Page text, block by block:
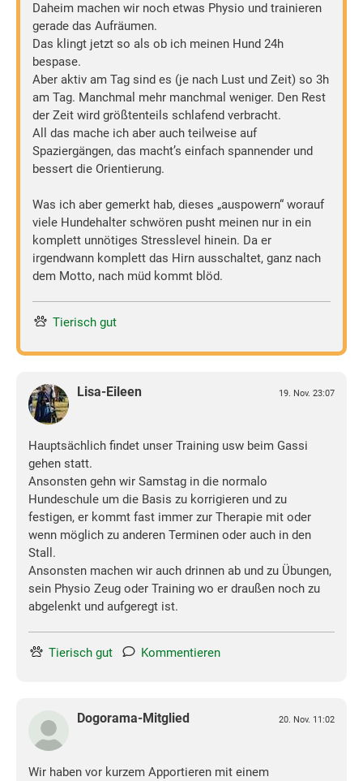
Daheim machen wir noch etwas Physio und trainieren
gerade das Aufräumen.
Das klingt jetzt so als ob ich meinen Hund 24h
bespase.
Aber aktiv am Tag sind es (je nach Lust und Zeit) so 3h
am Tag. Manchmal mehr manchmal weniger. Den Rest
der Zeit wird größtenteils schlafend verbracht.
All das mache ich aber auch teilweise auf
Spaziergängen, das macht’s einfach spannender und
bessert die Orientierung.
Was ich aber gemerkt hab, dieses „auspowern“ worauf
viele Hundehalter schwören pusht meinen nur in ein
komplett unnötiges Stresslevel hinein. Da er
irgendwann komplett das Hirn ausschaltet, ganz nach
dem Motto, nach müd kommt blöd.
Tierisch gut
Lisa-Eileen 19. Nov. 23:07
Hauptsächlich findet unser Training usw beim Gassi
gehen statt.
Ansonsten gehn wir Samstag in die normalo
Hundeschule um die Basis zu korrigieren und zu
festigen, er kommt fast immer zur Therapie mit oder
wenn möglich zu anderen Terminen oder auch in den
Stall.
Ansonsten machen wir auch drinnen ab und zu Übungen,
sein Physio Zeug oder Training wo er draußen noch zu
abgelenkt und aufgeregt ist.
Tierisch gut Kommentieren
Dogorama-Mitglied 20. Nov. 11:02
Wir haben vor kurzem Apportieren mit einem